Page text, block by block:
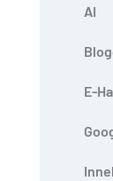
AI
E-